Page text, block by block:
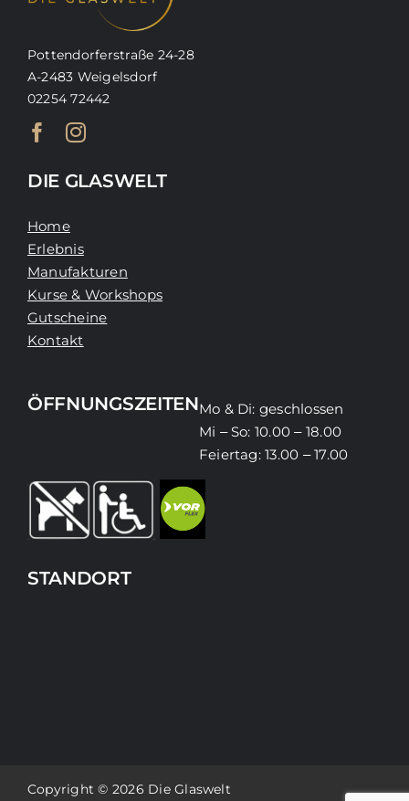
Pottendorferstraße 24-28
A-2483 Weigelsdorf
02254 72442
DIE GLASWELT
Home
Erlebnis
Manufakturen
Kurse & Workshops
Gutscheine
Kontakt
ÖFFNUNGSZEITENMo & Di: geschlossen
Mi ‒ So: 10.00 ‒ 18.00
Feiertag: 13.00 ‒ 17.00
STANDORT
Copyright © 2026 Die Glaswelt